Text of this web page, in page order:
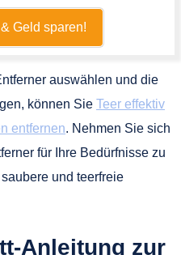
Geld sparen!
auswählen und die
können Sie Teer effektiv
entfernen. Nehmen Sie sich
für Ihre Bedürfnisse zu
und teerfreie
Anleitung zur